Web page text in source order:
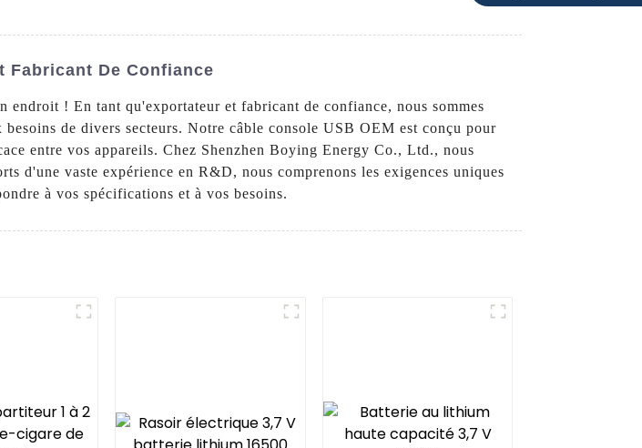
Fabricant De Confiance
! En tant qu'exportateur et fabricant de confiance, nous sommes
de divers secteurs. Notre câble console USB OEM est conçu pour
entre vos appareils. Chez Shenzhen Boying Energy Co., Ltd., nous
d'une vaste expérience en R&D, nous comprenons les exigences uniques
à vos spécifications et à vos besoins.